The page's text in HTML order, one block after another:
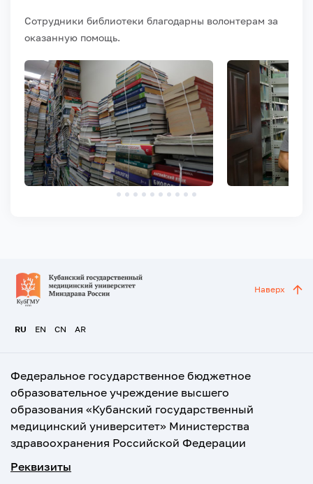
Сотрудники библиотеки благодарны волонтерам за
оказанную помощь.
RU EN CN AR
Наверх
Федеральное государственное бюджетное
образовательное учреждение высшего
образования «Кубанский государственный
медицинский университет» Министерства
здравоохранения Российской Федерации
Реквизиты